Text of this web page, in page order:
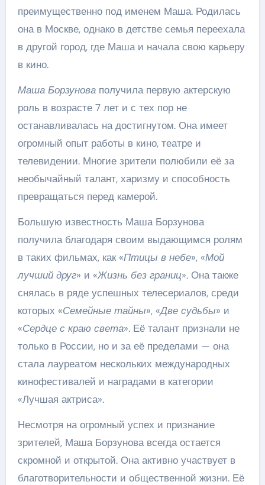
преимущественно под именем Маша. Родилась
она в Москве, однако в детстве семья переехала
в другой город, где Маша и начала свою карьеру
в кино.
Маша Борзуноваполучила первую актерскую
роль в возрасте 7 лет и с тех пор не
останавливалась на достигнутом. Она имеет
огромный опыт работы в кино, театре и
телевидении. Многие зрители полюбили её за
необычайный талант, харизму и способность
превращаться перед камерой.
Большую известность Маша Борзунова
получила благодаря своим выдающимся ролям
в таких фильмах, как «Птицы в небе», «Мой
лучший друг» и «Жизнь без границ». Она также
снялась в ряде успешных телесериалов, среди
которых «Семейные тайны», «Две судьбы» и
«Сердце с краю света». Её талант признали не
только в России, но и за её пределами — она
стала лауреатом нескольких международных
кинофестивалей и наградами в категории
«Лучшая актриса».
Несмотря на огромный успех и признание
зрителей, Маша Борзунова всегда остается
скромной и открытой. Она активно участвует в
благотворительности и общественной жизни. Её